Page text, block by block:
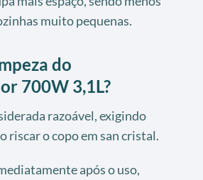
muito pequenas.
do
700W 3,1L?
razoável, exigindo
riscar o copo em san cristal.
após o uso,